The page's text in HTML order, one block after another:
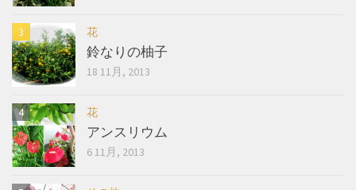
花
鈴なりの柚子
18 11月, 2013
花
アンスリウム
6 11月, 2013